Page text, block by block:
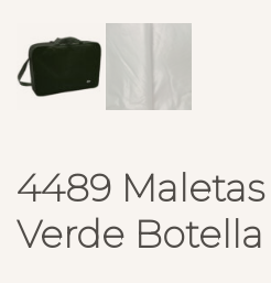
4489 Maletas
Verde Botella